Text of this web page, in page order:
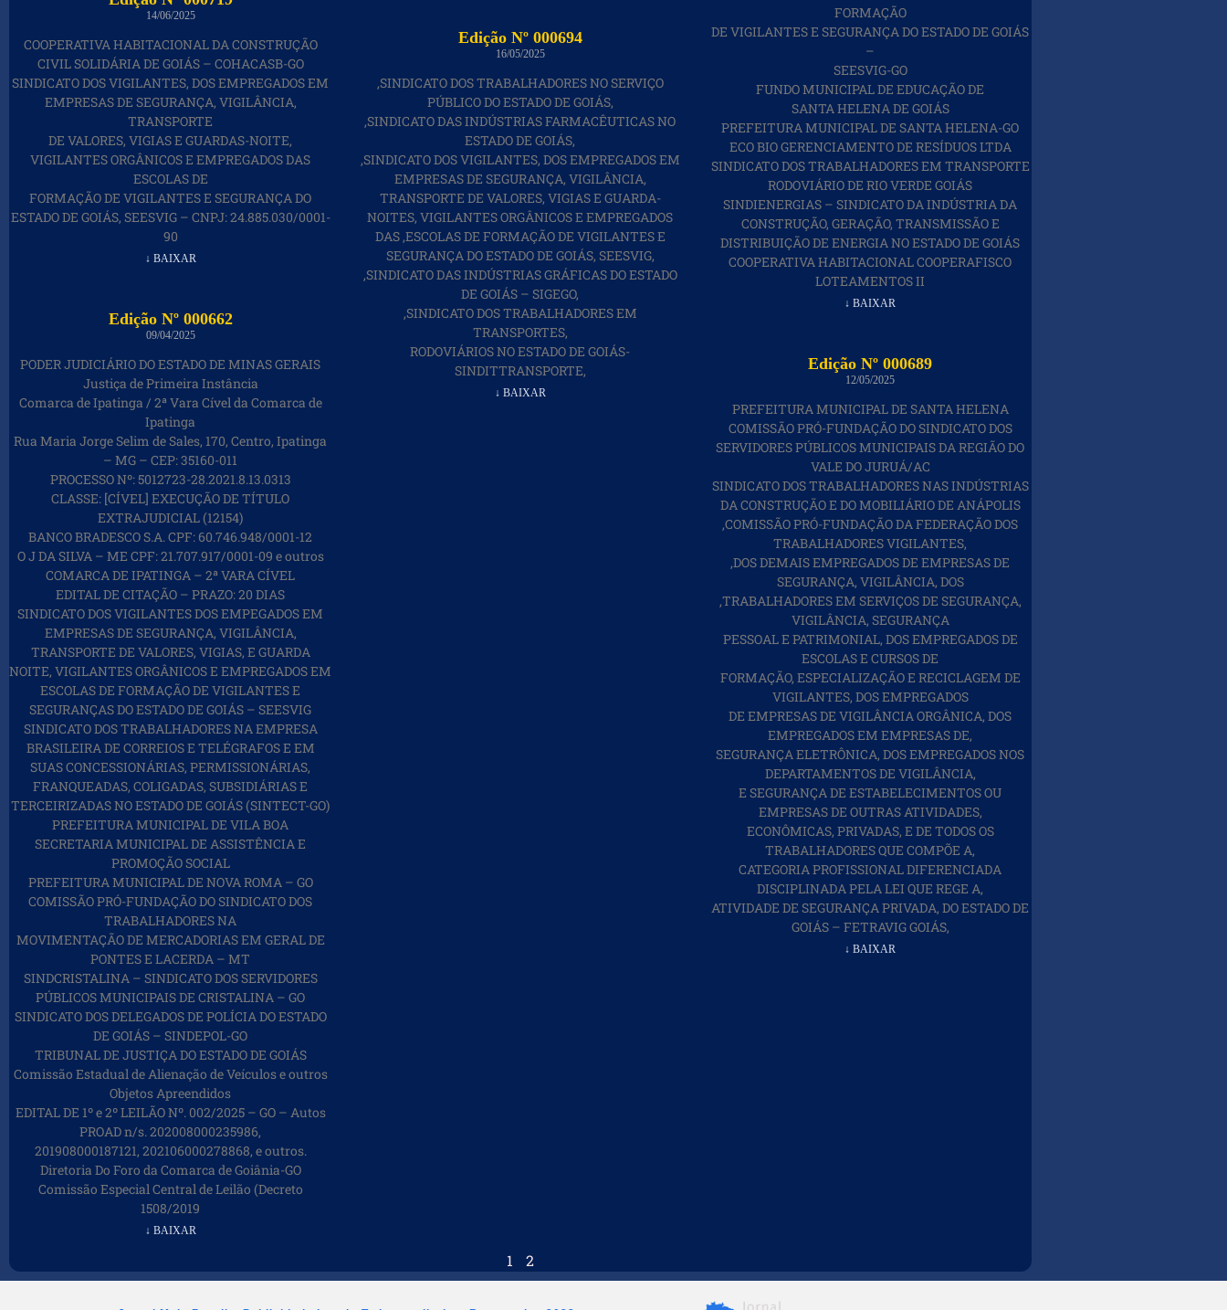
FORMAÇÃO
DE VIGILANTES E SEGURANÇA DO ESTADO DE GOIÁS
–
SEESVIG-GO
FUNDO MUNICIPAL DE EDUCAÇÃO DE
SANTA HELENA DE GOIÁS
PREFEITURA MUNICIPAL DE SANTA HELENA-GO
ECO BIO GERENCIAMENTO DE RESÍDUOS LTDA
SINDICATO DOS TRABALHADORES EM TRANSPORTE
RODOVIÁRIO DE RIO VERDE GOIÁS
SINDIENERGIAS – SINDICATO DA INDÚSTRIA DA
CONSTRUÇÃO, GERAÇÃO, TRANSMISSÃO E
DISTRIBUIÇÃO DE ENERGIA NO ESTADO DE GOIÁS
COOPERATIVA HABITACIONAL COOPERAFISCO
LOTEAMENTOS II
↓ BAIXAR
14/06/2025
COOPERATIVA HABITACIONAL DA CONSTRUÇÃO
CIVIL SOLIDÁRIA DE GOIÁS – COHACASB-GO
SINDICATO DOS VIGILANTES, DOS EMPREGADOS EM
EMPRESAS DE SEGURANÇA, VIGILÂNCIA,
TRANSPORTE
DE VALORES, VIGIAS E GUARDAS-NOITE,
VIGILANTES ORGÂNICOS E EMPREGADOS DAS
ESCOLAS DE
FORMAÇÃO DE VIGILANTES E SEGURANÇA DO
ESTADO DE GOIÁS, SEESVIG – CNPJ: 24.885.030/0001-
90
↓ BAIXAR
Edição Nº 000694
16/05/2025
,SINDICATO DOS TRABALHADORES NO SERVIÇO
PÚBLICO DO ESTADO DE GOIÁS,
,SINDICATO DAS INDÚSTRIAS FARMACÊUTICAS NO
ESTADO DE GOIÁS,
,SINDICATO DOS VIGILANTES, DOS EMPREGADOS EM
EMPRESAS DE SEGURANÇA, VIGILÂNCIA,
TRANSPORTE DE VALORES, VIGIAS E GUARDA-
NOITES, VIGILANTES ORGÂNICOS E EMPREGADOS
DAS ,ESCOLAS DE FORMAÇÃO DE VIGILANTES E
SEGURANÇA DO ESTADO DE GOIÁS, SEESVIG,
,SINDICATO DAS INDÚSTRIAS GRÁFICAS DO ESTADO
DE GOIÁS – SIGEGO,
,SINDICATO DOS TRABALHADORES EM
TRANSPORTES,
RODOVIÁRIOS NO ESTADO DE GOIÁS-
SINDITTRANSPORTE,
↓ BAIXAR
Edição Nº 000689
12/05/2025
PREFEITURA MUNICIPAL DE SANTA HELENA
COMISSÃO PRÓ-FUNDAÇÃO DO SINDICATO DOS
SERVIDORES PÚBLICOS MUNICIPAIS DA REGIÃO DO
VALE DO JURUÁ/AC
SINDICATO DOS TRABALHADORES NAS INDÚSTRIAS
DA CONSTRUÇÃO E DO MOBILIÁRIO DE ANÁPOLIS
,COMISSÃO PRÓ-FUNDAÇÃO DA FEDERAÇÃO DOS
TRABALHADORES VIGILANTES,
,DOS DEMAIS EMPREGADOS DE EMPRESAS DE
SEGURANÇA, VIGILÂNCIA, DOS
,TRABALHADORES EM SERVIÇOS DE SEGURANÇA,
VIGILÂNCIA, SEGURANÇA
PESSOAL E PATRIMONIAL, DOS EMPREGADOS DE
ESCOLAS E CURSOS DE
FORMAÇÃO, ESPECIALIZAÇÃO E RECICLAGEM DE
VIGILANTES, DOS EMPREGADOS
DE EMPRESAS DE VIGILÂNCIA ORGÂNICA, DOS
EMPREGADOS EM EMPRESAS DE,
SEGURANÇA ELETRÔNICA, DOS EMPREGADOS NOS
DEPARTAMENTOS DE VIGILÂNCIA,
E SEGURANÇA DE ESTABELECIMENTOS OU
EMPRESAS DE OUTRAS ATIVIDADES,
ECONÔMICAS, PRIVADAS, E DE TODOS OS
TRABALHADORES QUE COMPÕE A,
CATEGORIA PROFISSIONAL DIFERENCIADA
DISCIPLINADA PELA LEI QUE REGE A,
ATIVIDADE DE SEGURANÇA PRIVADA, DO ESTADO DE
GOIÁS – FETRAVIG GOIÁS,
↓ BAIXAR
Edição Nº 000662
09/04/2025
PODER JUDICIÁRIO DO ESTADO DE MINAS GERAIS
Justiça de Primeira Instância
Comarca de Ipatinga / 2ª Vara Cível da Comarca de
Ipatinga
Rua Maria Jorge Selim de Sales, 170, Centro, Ipatinga
– MG – CEP: 35160-011
PROCESSO Nº: 5012723-28.2021.8.13.0313
CLASSE: [CÍVEL] EXECUÇÃO DE TÍTULO
EXTRAJUDICIAL (12154)
BANCO BRADESCO S.A. CPF: 60.746.948/0001-12
O J DA SILVA – ME CPF: 21.707.917/0001-09 e outros
COMARCA DE IPATINGA – 2ª VARA CÍVEL
EDITAL DE CITAÇÃO – PRAZO: 20 DIAS
SINDICATO DOS VIGILANTES DOS EMPEGADOS EM
EMPRESAS DE SEGURANÇA, VIGILÂNCIA,
TRANSPORTE DE VALORES, VIGIAS, E GUARDA
NOITE, VIGILANTES ORGÂNICOS E EMPREGADOS EM
ESCOLAS DE FORMAÇÃO DE VIGILANTES E
SEGURANÇAS DO ESTADO DE GOIÁS – SEESVIG
SINDICATO DOS TRABALHADORES NA EMPRESA
BRASILEIRA DE CORREIOS E TELÉGRAFOS E EM
SUAS CONCESSIONÁRIAS, PERMISSIONÁRIAS,
FRANQUEADAS, COLIGADAS, SUBSIDIÁRIAS E
TERCEIRIZADAS NO ESTADO DE GOIÁS (SINTECT-GO)
PREFEITURA MUNICIPAL DE VILA BOA
SECRETARIA MUNICIPAL DE ASSISTÊNCIA E
PROMOÇÃO SOCIAL
PREFEITURA MUNICIPAL DE NOVA ROMA – GO
COMISSÃO PRÓ-FUNDAÇÃO DO SINDICATO DOS
TRABALHADORES NA
MOVIMENTAÇÃO DE MERCADORIAS EM GERAL DE
PONTES E LACERDA – MT
SINDCRISTALINA – SINDICATO DOS SERVIDORES
PÚBLICOS MUNICIPAIS DE CRISTALINA – GO
SINDICATO DOS DELEGADOS DE POLÍCIA DO ESTADO
DE GOIÁS – SINDEPOL-GO
TRIBUNAL DE JUSTIÇA DO ESTADO DE GOIÁS
Comissão Estadual de Alienação de Veículos e outros
Objetos Apreendidos
EDITAL DE 1º e 2º LEILÃO Nº. 002/2025 – GO – Autos
PROAD n/s. 202008000235986,
201908000187121, 202106000278868, e outros.
Diretoria Do Foro da Comarca de Goiânia-GO
Comissão Especial Central de Leilão (Decreto
1508/2019
↓ BAIXAR
1 2